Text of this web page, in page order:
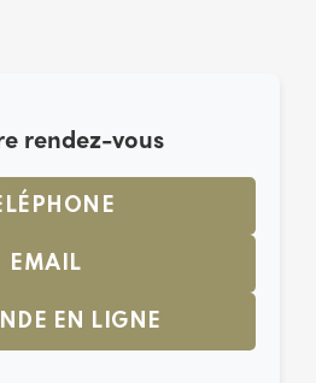
rendez-vous
EMAIL
EN LIGNE